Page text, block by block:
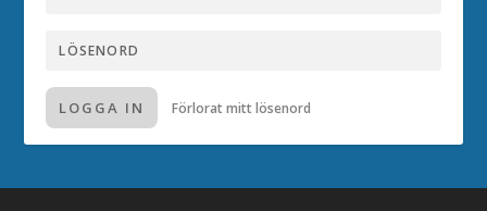
LOGGA IN Förlorat mitt lösenord